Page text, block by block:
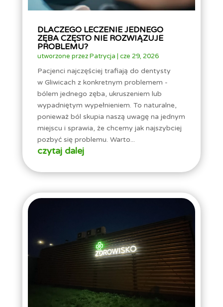
DLACZEGO LECZENIE JEDNEGO
ZĘBA CZĘSTO NIE ROZWIĄZUJE
PROBLEMU?
utworzone przezPatrycja | cze 29, 2026
Pacjenci najczęściej trafiają do dentysty
w Gliwicach z konkretnym problemem -
bólem jednego zęba, ukruszeniem lub
wypadniętym wypełnieniem. To naturalne,
ponieważ ból skupia naszą uwagę na jednym
miejscu i sprawia, że chcemy jak najszybciej
pozbyć się problemu. Warto...
czytaj dalej